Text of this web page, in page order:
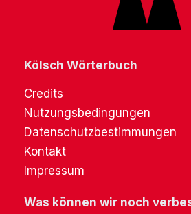
Kölsch Wörterbuch
Credits
Nutzungsbedingungen
Datenschutzbestimmungen
Kontakt
Impressum
Was können wir noch